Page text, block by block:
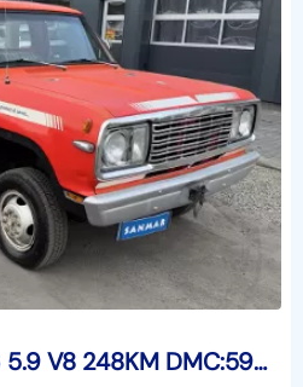
Dodge RAM I B-66 5.9 V8 248KM DMC:5940kg, 4x4, Reduktor, F-ra VAT 23%